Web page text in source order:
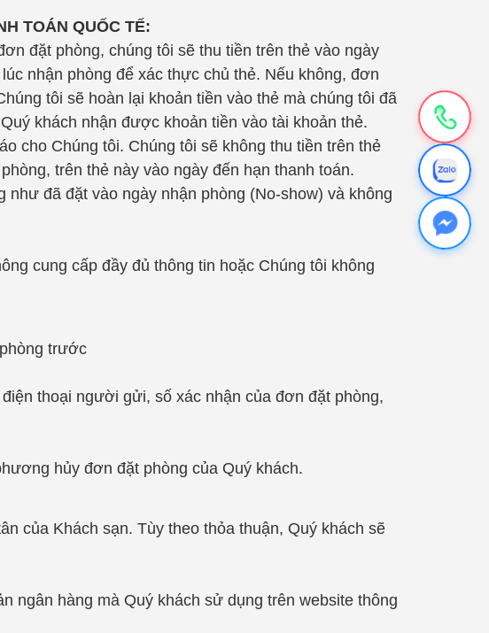
TOÁN QUỐC TẾ:
đặt phòng, chúng tôi sẽ thu tiền trên thẻ vào ngày
nhận phòng để xác thực chủ thẻ. Nếu không, đơn
tôi sẽ hoàn lại khoản tiền vào thẻ mà chúng tôi đã
khách nhận được khoản tiền vào tài khoản thẻ.
cho Chúng tôi. Chúng tôi sẽ không thu tiền trên thẻ
trên thẻ này vào ngày đến hạn thanh toán.
đã đặt vào ngày nhận phòng (No-show) và không
cung cấp đầy đủ thông tin hoặc Chúng tôi không
trước
thoại người gửi, số xác nhận của đơn đặt phòng,
hủy đơn đặt phòng của Quý khách.
của Khách sạn. Tùy theo thỏa thuận, Quý khách sẽ
ngân hàng mà Quý khách sử dụng trên website thông